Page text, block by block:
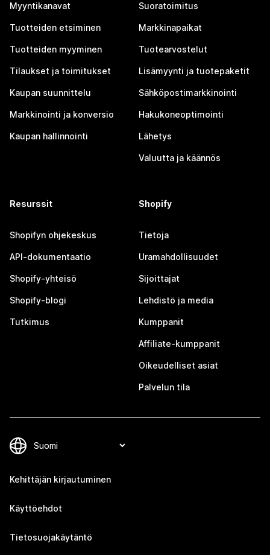
Myyntikanavat
Tuotteiden etsiminen
Tuotteiden myyminen
Tilaukset ja toimitukset
Kaupan suunnittelu
Markkinointi ja konversio
Kaupan hallinnointi
Suoratoimitus
Markkinapaikat
Tuotearvostelut
Lisämyynti ja tuotepaketit
Sähköpostimarkkinointi
Hakukoneoptimointi
Lähetys
Valuutta ja käännös
Resurssit
Shopifyn ohjekeskus
API-dokumentaatio
Shopify-yhteisö
Shopify-blogi
Tutkimus
Shopify
Tietoja
Uramahdollisuudet
Sijoittajat
Lehdistö ja media
Kumppanit
Affiliate-kumppanit
Oikeudelliset asiat
Palvelun tila
Kehittäjän kirjautuminen
Käyttöehdot
Tietosuojakäytäntö